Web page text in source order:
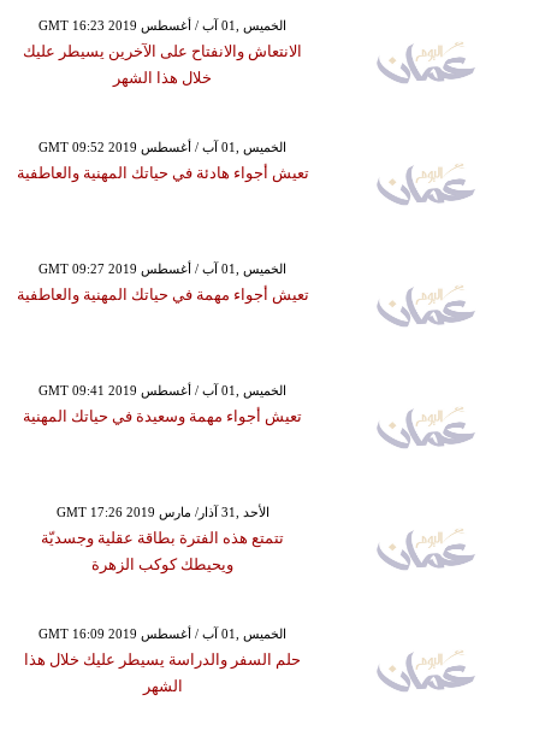
GMT 16:23 2019 الخميس ,01 آب / أغسطس
الانتعاش والانفتاح على الآخرين يسيطر عليك
خلال هذا الشهر
GMT 09:52 2019 الخميس ,01 آب / أغسطس
تعيش أجواء هادئة في حياتك المهنية والعاطفية
GMT 09:27 2019 الخميس ,01 آب / أغسطس
تعيش أجواء مهمة في حياتك المهنية والعاطفية
GMT 09:41 2019 الخميس ,01 آب / أغسطس
تعيش أجواء مهمة وسعيدة في حياتك المهنية
GMT 17:26 2019 الأحد ,31 آذار/ مارس
تتمتع هذه الفترة بطاقة عقلية وجسديّة
ويحيطك كوكب الزهرة
GMT 16:09 2019 الخميس ,01 آب / أغسطس
حلم السفر والدراسة يسيطر عليك خلال هذا
الشهر